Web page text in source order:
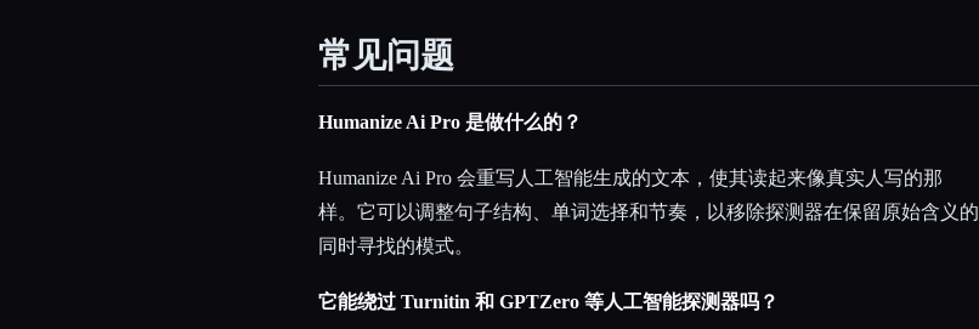
常见问题
Humanize Ai Pro 是做什么的？
Humanize Ai Pro 会重写人工智能生成的文本，使其读起来像真实人写的那
样。它可以调整句子结构、单词选择和节奏，以移除探测器在保留原始含义的
同时寻找的模式。
它能绕过 Turnitin 和 GPTZero 等人工智能探测器吗？